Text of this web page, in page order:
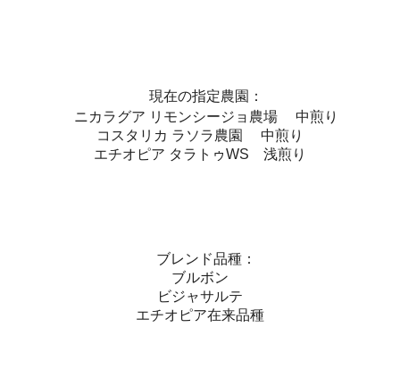
現在の指定農園：
ニカラグア リモンシージョ農場 中煎り
コスタリカ ラソラ農園 中煎り
エチオピア タラトゥWS 浅煎り
ブレンド品種：
ブルボン
ビジャサルテ
エチオピア在来品種